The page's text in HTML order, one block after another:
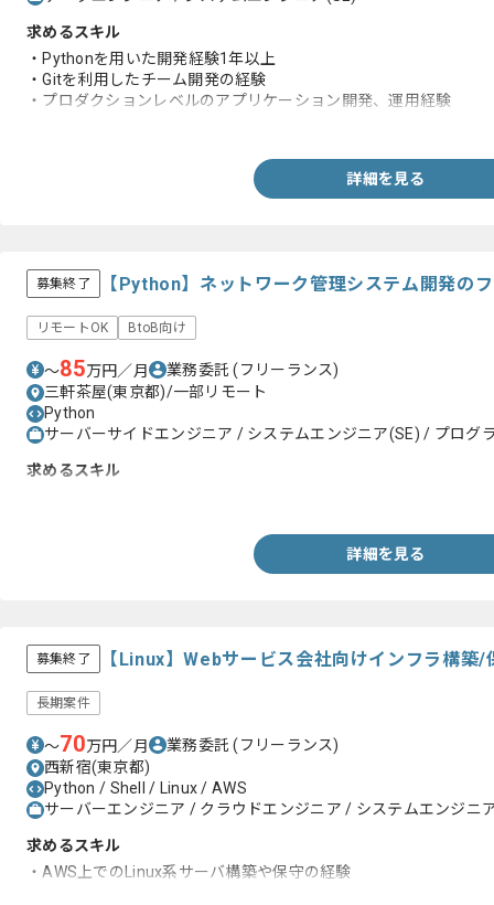
求めるスキル
・Pythonを用いた開発経験1年以上
・Gitを利用したチーム開発の経験
・プロダクションレベルのアプリケーション開発、運用経験
詳細を見る
募集終了 【Python】ネットワーク管理システム開発の
リモートOK BtoB向け
〜85万円／月 業務委託(フリーランス)
三軒茶屋(東京都)/一部リモート
Python
サーバーサイドエンジニア / システムエンジニア(SE) / プログ
求めるスキル
詳細を見る
募集終了 【Linux】Webサービス会社向けインフラ構築
長期案件
〜70万円／月 業務委託(フリーランス)
西新宿(東京都)
Python / Shell / Linux / AWS
サーバーエンジニア / クラウドエンジニア / システムエンジニ
求めるスキル
・AWS上でのLinux系サーバ構築や保守の経験